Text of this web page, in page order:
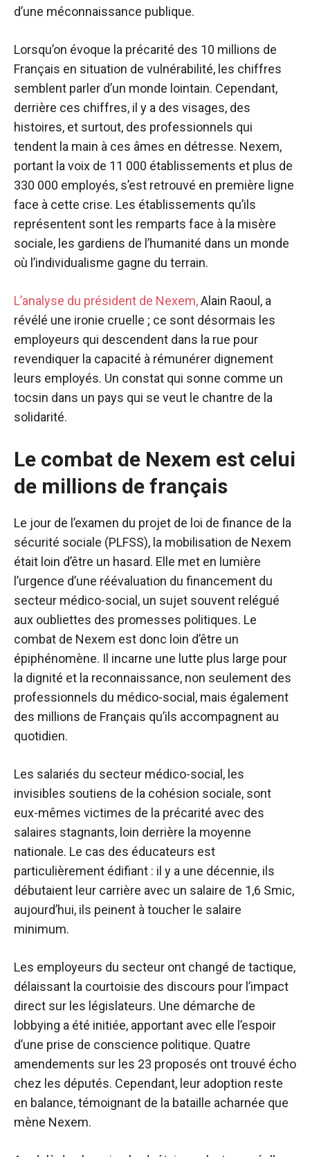
d’une méconnaissance publique.
Lorsqu’on évoque la précarité des 10 millions de
Français en situation de vulnérabilité, les chiffres
semblent parler d’un monde lointain. Cependant,
derrière ces chiffres, il y a des visages, des
histoires, et surtout, des professionnels qui
tendent la main à ces âmes en détresse. Nexem,
portant la voix de 11 000 établissements et plus de
330 000 employés, s’est retrouvé en première ligne
face à cette crise. Les établissements qu’ils
représentent sont les remparts face à la misère
sociale, les gardiens de l’humanité dans un monde
où l’individualisme gagne du terrain.
L’analyse du président de Nexem,Alain Raoul, a
révélé une ironie cruelle ; ce sont désormais les
employeurs qui descendent dans la rue pour
revendiquer la capacité à rémunérer dignement
leurs employés. Un constat qui sonne comme un
tocsin dans un pays qui se veut le chantre de la
solidarité.
Le combat de Nexem est celui
de millions de français
Le jour de l’examen du projet de loi de finance de la
sécurité sociale (PLFSS), la mobilisation de Nexem
était loin d’être un hasard. Elle met en lumière
l’urgence d’une réévaluation du financement du
secteur médico-social, un sujet souvent relégué
aux oubliettes des promesses politiques. Le
combat de Nexem est donc loin d’être un
épiphénomène. Il incarne une lutte plus large pour
la dignité et la reconnaissance, non seulement des
professionnels du médico-social, mais également
des millions de Français qu’ils accompagnent au
quotidien.
Les salariés du secteur médico-social, les
invisibles soutiens de la cohésion sociale, sont
eux-mêmes victimes de la précarité avec des
salaires stagnants, loin derrière la moyenne
nationale. Le cas des éducateurs est
particulièrement édifiant : il y a une décennie, ils
débutaient leur carrière avec un salaire de 1,6 Smic,
aujourd’hui, ils peinent à toucher le salaire
minimum.
Les employeurs du secteur ont changé de tactique,
délaissant la courtoisie des discours pour l’impact
direct sur les législateurs. Une démarche de
lobbying a été initiée, apportant avec elle l’espoir
d’une prise de conscience politique. Quatre
amendements sur les 23 proposés ont trouvé écho
chez les députés. Cependant, leur adoption reste
en balance, témoignant de la bataille acharnée que
mène Nexem.